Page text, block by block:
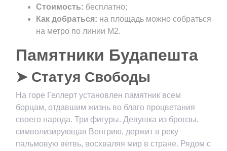
Стоимость: бесплатно;
Как добраться: на площадь можно собраться
на метро по линии М2.
Памятники Будапешта
➤ Статуя Свободы
На горе Геллерт установлен памятник всем
борцам, отдавшим жизнь во благо процветания
своего народа. Три фигуры. Девушка из бронзы,
символизирующая Венгрию, держит в реку
пальмовую ветвь, восхваляя мир в стране. Рядом с